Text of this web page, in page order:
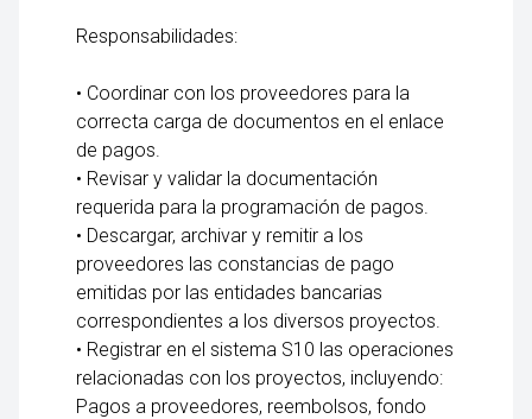
Responsabilidades:
• Coordinar con los proveedores para la
correcta carga de documentos en el enlace
de pagos.
• Revisar y validar la documentación
requerida para la programación de pagos.
• Descargar, archivar y remitir a los
proveedores las constancias de pago
emitidas por las entidades bancarias
correspondientes a los diversos proyectos.
• Registrar en el sistema S10 las operaciones
relacionadas con los proyectos, incluyendo:
Pagos a proveedores, reembolsos, fondo